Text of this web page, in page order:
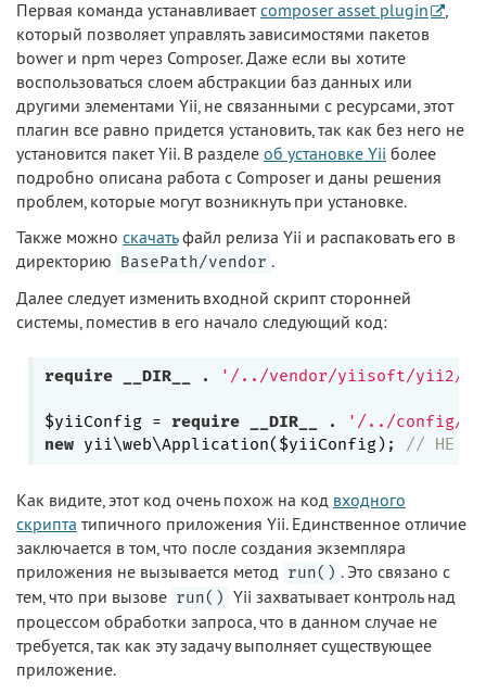
Первая команда устанавливаетcomposer asset plugin
,
который позволяет управлять зависимостями пакетов
bower и npm через Composer. Даже если вы хотите
воспользоваться слоем абстракции баз данных или
другими элементами Yii, не связанными с ресурсами, этот
плагин все равно придется установить, так как без него не
установится пакет Yii. В разделе об установке Yii более
подробно описана работа с Composer и даны решения
проблем, которые могут возникнуть при установке.
Также можно скачатьфайл релиза Yii и распаковать его в
директорию BasePath/vendor .
Далее следует изменить входной скрипт сторонней
системы, поместив в его начало следующий код:
require __DIR__ . '/../vendor/yiisoft/yii2/
$yiiConfig = require __DIR__ .
'/../config/
new yii\web\Application($yiiConfig); // НЕ
Как видите, этот код очень похож на код входного
скрипта типичного приложения Yii. Единственное отличие
заключается в том, что после создания экземпляра
приложения не вызывается метод run() . Это связано с
тем, что при вызове run() Yii захватывает контроль над
процессом обработки запроса, что в данном случае не
требуется, так как эту задачу выполняет существующее
приложение.